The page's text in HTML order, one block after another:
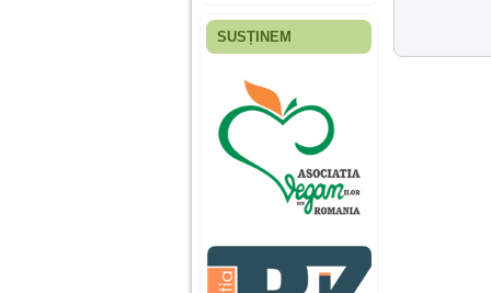
Fiica mea s-a nascut
ani, privind in urma
realizez cat de multe
greseli am facut in
educatia si cresterea
ei, am fost o mama
egoista, preocupata
de implinirea
profesionala, cand ea
era mica am neglijat-
agresiva, orice
greseala era taxata cu
o palma sau pedepse.
SUSȚINEM